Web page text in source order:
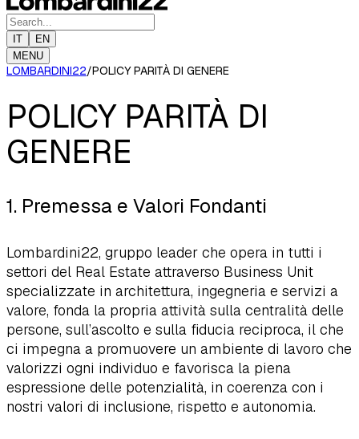
IT
EN
MENU
LOMBARDINI22/POLICY PARITÀ DI GENERE
POLICY PARITÀ DI
GENERE
1. Premessa e Valori Fondanti
Lombardini22, gruppo leader che opera in tutti i
settori del Real Estate attraverso Business Unit
specializzate in architettura, ingegneria e servizi a
valore, fonda la propria attività sulla centralità delle
persone, sull’ascolto e sulla fiducia reciproca, il che
ci impegna a promuovere un ambiente di lavoro che
valorizzi ogni individuo e favorisca la piena
espressione delle potenzialità, in coerenza con i
nostri valori di inclusione, rispetto e autonomia.